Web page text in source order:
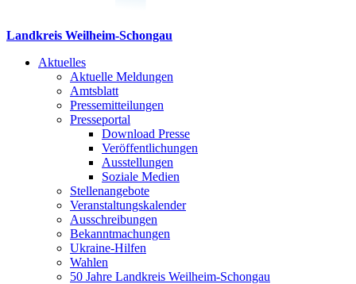
Landkreis Weilheim-Schongau
Aktuelles
Aktuelle Meldungen
Amtsblatt
Pressemitteilungen
Presseportal
Download Presse
Veröffentlichungen
Ausstellungen
Soziale Medien
Stellenangebote
Veranstaltungskalender
Ausschreibungen
Bekanntmachungen
Ukraine-Hilfen
Wahlen
50 Jahre Landkreis Weilheim-Schongau